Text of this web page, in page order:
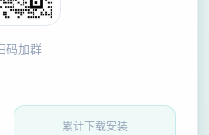
码加群
累计下载安装